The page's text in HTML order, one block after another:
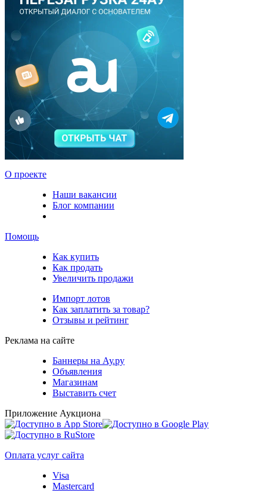
О проекте
Наши вакансии
Блог компании
Помощь
Как купить
Как продать
Увеличить продажи
Импорт лотов
Как заплатить за товар?
Отзывы и рейтинг
Реклама на сайте
Баннеры на Ау.ру
Объявления
Магазинам
Выставить счет
Приложение Аукциона
Оплата услуг сайта
Visa
Mastercard